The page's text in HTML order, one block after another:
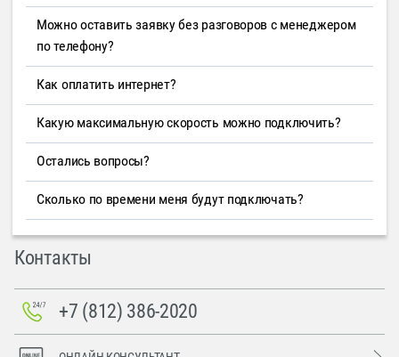
Можно оставить заявку без разговоров с менеджером
по телефону?
Как оплатить интернет?
Какую максимальную скорость можно подключить?
Остались вопросы?
Сколько по времени меня будут подключать?
Контакты
+7 (812) 386-2020